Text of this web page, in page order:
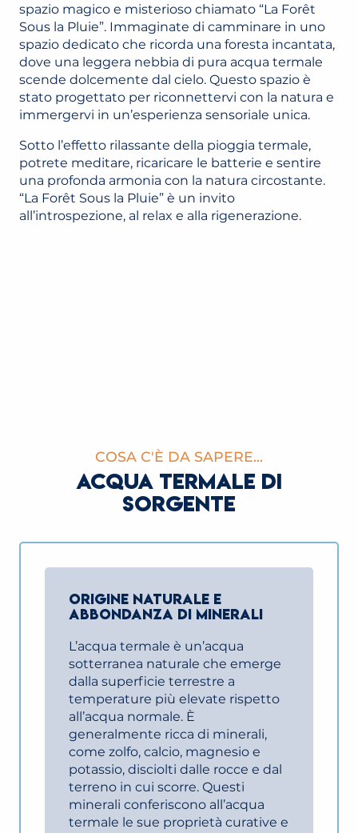
spazio magico e misterioso chiamato “La Forêt
Sous la Pluie”. Immaginate di camminare in uno
spazio dedicato che ricorda una foresta incantata,
dove una leggera nebbia di pura acqua termale
scende dolcemente dal cielo. Questo spazio è
stato progettato per riconnettervi con la natura e
immergervi in un’esperienza sensoriale unica.
Sotto l’effetto rilassante della pioggia termale,
potrete meditare, ricaricare le batterie e sentire
una profonda armonia con la natura circostante.
“La Forêt Sous la Pluie” è un invito
all’introspezione, al relax e alla rigenerazione.
COSA C'È DA SAPERE...
ACQUA TERMALE DI
SORGENTE
ORIGINE NATURALE E
ABBONDANZA DI MINERALI
L’acqua termale è un’acqua
sotterranea naturale che emerge
dalla superficie terrestre a
temperature più elevate rispetto
all’acqua normale. È
generalmente ricca di minerali,
come zolfo, calcio, magnesio e
potassio, disciolti dalle rocce e dal
terreno in cui scorre. Questi
minerali conferiscono all’acqua
termale le sue proprietà curative e